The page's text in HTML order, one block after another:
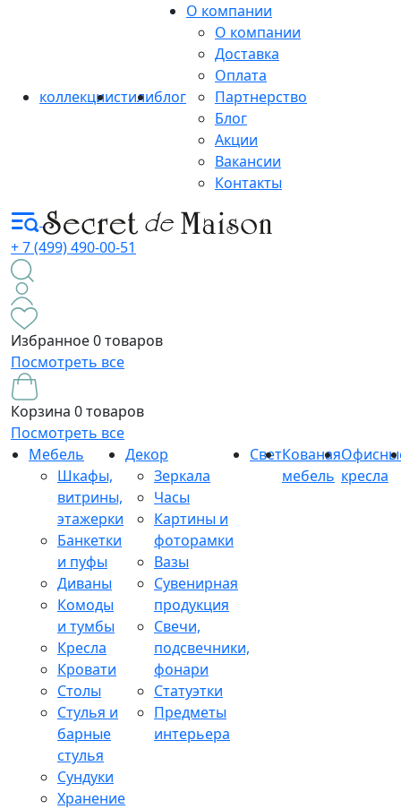
коллекциистилиблог
О компании
О компании
Доставка
Оплата
Партнерство
Блог
Акции
Вакансии
Контакты
+ 7 (499) 490-00-51
Избранное0 товаров
Посмотреть все
Корзина 0 товаров
Посмотреть все
Мебель
Шкафы,
витрины,
этажерки
Банкетки
и пуфы
Диваны
Комоды
и тумбы
Кресла
Кровати
Столы
Стулья и
барные
стулья
Сундуки
Хранение
Декор
Зеркала
Часы
Картины и
фоторамки
Вазы
Сувенирная
продукция
Свечи,
подсвечники,
фонари
Статуэтки
Предметы
интерьера
СветКованая
мебель кресла